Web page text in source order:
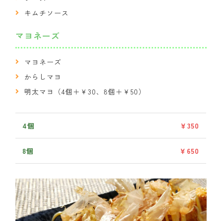
キムチソース
マヨネーズ
マヨネーズ
からしマヨ
明太マヨ（4個＋￥30、8個＋￥50）
4個 ￥350
8個 ￥650